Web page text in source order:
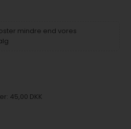
mindre end vores
45,00 DKK